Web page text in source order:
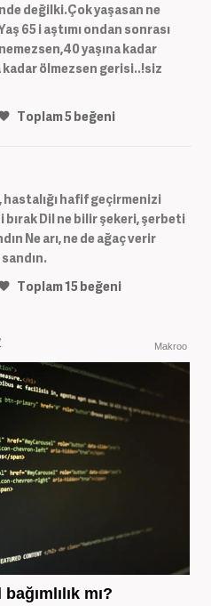
değilki.Çok yaşasan ne
65 i aştımı ondan sonrası
yaşına kadar
kadar ölmezsen gerisi..!siz
Toplam5beğeni
hastalığı hafif geçirmenizi
Dil ne bilir şekeri, şerbeti
Ne arı, ne de ağaç verir
Toplam15beğeni
Makroo
mı?